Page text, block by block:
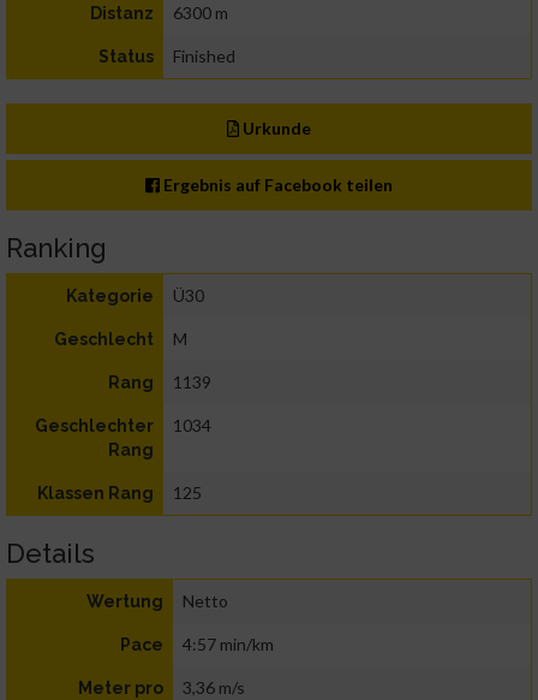
Distanz 6300 m
Status Finished
Urkunde
Ergebnis auf Facebook teilen
Ranking
Kategorie Ü30
Geschlecht M
Rang 1139
Geschlechter
Rang
1034
Klassen Rang 125
Details
Wertung Netto
Pace 4:57 min/km
Meter pro
3,36 m/s